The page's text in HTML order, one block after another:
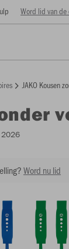
Word lid van de
JAKO Kousen
2026
Word nu lid